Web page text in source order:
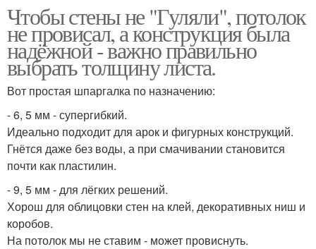
Чтобы стены не "Гуляли", потолок
не провисал, а конструкция была
надёжной - важно правильно
выбрать толщину листа.
Вот простая шпаргалка по назначению:
- 6, 5 мм - супергибкий.
Идеально подходит для арок и фигурных конструкций.
Гнётся даже без воды, а при смачивании становится
почти как пластилин.
- 9, 5 мм - для лёгких решений.
Хорош для облицовки стен на клей, декоративных ниш и
коробов.
На потолок мы не ставим - может провиснуть.